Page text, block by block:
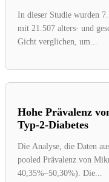
In dieser Studie wurden
mit 21.507 alters- und
Gicht verglichen, um...
Hohe Prävalenz
Typ-2-Diabetes
Die Analyse, die Daten
pooled Prävalenz von
40,35%–50,30%). Die...